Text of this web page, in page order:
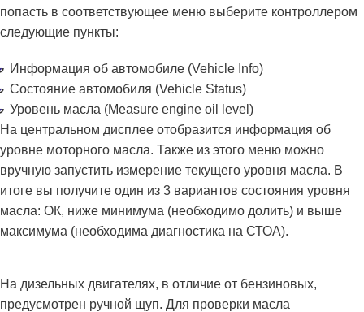
попасть в соответствующее меню выберите контроллером
следующие пункты:
Информация об автомобиле (Vehicle Info)
Состояние автомобиля (Vehicle Status)
Уровень масла (Measure engine oil level)
На центральном дисплее отобразится информация об
уровне моторного масла. Также из этого меню можно
вручную запустить измерение текущего уровня масла. В
итоге вы получите один из 3 вариантов состояния уровня
масла: ОК, ниже минимума (необходимо долить) и выше
максимума (необходима диагностика на СТОА).
На дизельных двигателях, в отличие от бензиновых,
предусмотрен ручной щуп. Для проверки масла